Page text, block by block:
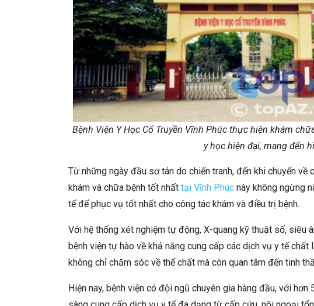
Bệnh Viện Y Học Cổ Truyền Vĩnh Phúc thực hiện khám
y học hiện đại, mang đến
Từ những ngày đầu sơ tán do chiến tranh, đến khi chuyển về
khám và chữa bệnh tốt nhất tại Vĩnh Phúc này không ngừng
tế để phục vụ tốt nhất cho công tác khám và điều trị bệnh.
Với hệ thống xét nghiệm tự động, X-quang kỹ thuật số, siêu
bệnh viện tự hào về khả năng cung cấp các dịch vụ y tế chất
không chỉ chăm sóc về thể chất mà còn quan tâm đến tinh
Hiện nay, bệnh viện có đội ngũ chuyên gia hàng đầu, với